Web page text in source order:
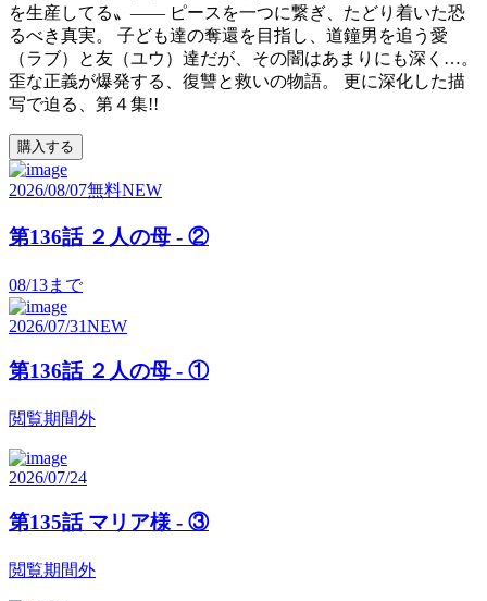
を生産してる〟―― ピースを一つに繋ぎ、たどり着いた恐
るべき真実。 子ども達の奪還を目指し、道鐘男を追う愛
（ラブ）と友（ユウ）達だが、その闇はあまりにも深く…。
歪な正義が爆発する、復讐と救いの物語。 更に深化した描
写で迫る、第４集!!
購入する
2026/08/07無料NEW
第136話 ２人の母 - ②
08/13まで
2026/07/31NEW
第136話 ２人の母 - ①
閲覧期間外
2026/07/24
第135話 マリア様 - ③
閲覧期間外